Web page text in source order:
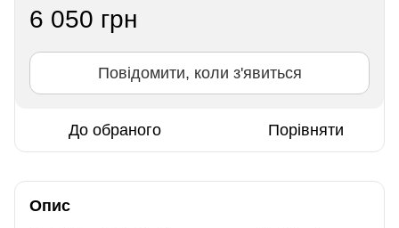
6 050 грн
Повідомити, коли з'явиться
До обраного Порівняти
Опис